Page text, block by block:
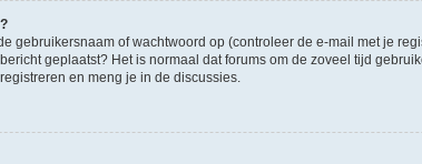
gebruikersnaam of wachtwoord op (controleer de e-mail met je
geplaatst? Het is normaal dat forums om de zoveel tijd
en meng je in de discussies.